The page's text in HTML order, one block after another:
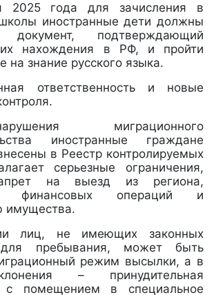
2025 года для зачисления в
иностранные дети должны
документ, подтверждающий
их нахождения в РФ, и пройти
на знание русского языка.
ответственность и новые
миграционного
иностранные граждане
в Реестр контролируемых
серьезные ограничения,
на выезд из региона,
финансовых операций и
имущества.
лиц, не имеющих законных
для пребывания, может быть
режим высылки, а в
– принудительная
с помещением в специальное